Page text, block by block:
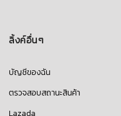
ลิ้งค์อื่นๆ
บัญชีของฉัน
ตรวจสอบสถานะสินค้า
Lazada